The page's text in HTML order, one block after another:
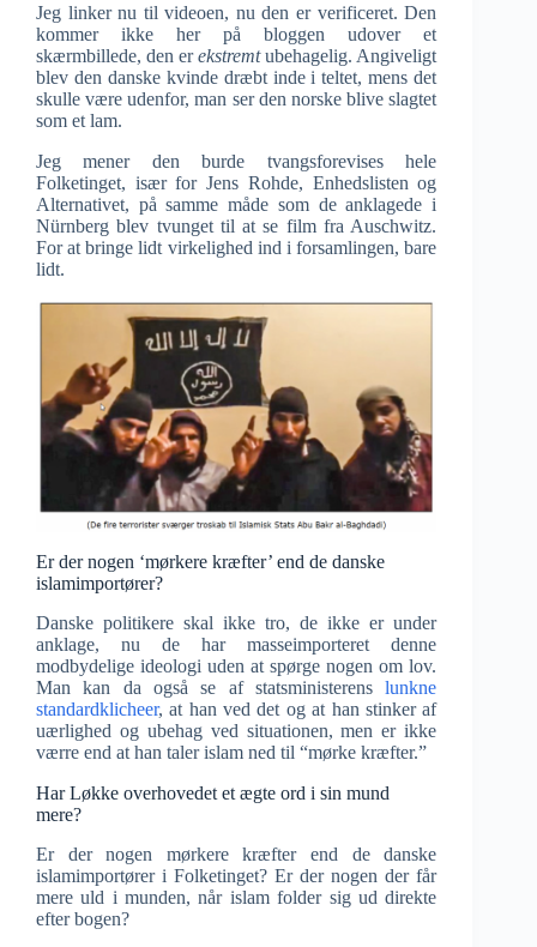
Jeg linker nu til videoen, nu den er verificeret. Den
kommer ikke her på bloggen udover et
skærmbillede, den erekstremtubehagelig. Angiveligt
blev den danske kvinde dræbt inde i teltet, mens det
skulle være udenfor, man ser den norske blive slagtet
som et lam.
Jeg mener den burde tvangsforevises hele
Folketinget, især for Jens Rohde, Enhedslisten og
Alternativet, på samme måde som de anklagede i
Nürnberg blev tvunget til at se film fra Auschwitz.
For at bringe lidt virkelighed ind i forsamlingen, bare
lidt.
Er der nogen ‘mørkere kræfter’ end de danske
islamimportører?
Danske politikere skal ikke tro, de ikke er under
anklage, nu de har masseimporteret denne
modbydelige ideologi uden at spørge nogen om lov.
Man kan da også se af statsministerenslunkne
standardklicheer, at han ved det og at han stinker af
uærlighed og ubehag ved situationen, men er ikke
værre end at han taler islam ned til “mørke kræfter.”
Har Løkke overhovedet et ægte ord i sin mund
mere?
Er der nogen mørkere kræfter end de danske
islamimportører i Folketinget? Er der nogen der får
mere uld i munden, når islam folder sig ud direkte
efter bogen?